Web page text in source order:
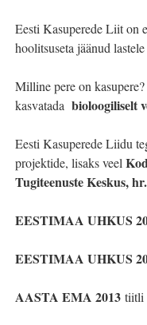
Eesti Kasuperede Liit on
hoolitsuseta jäänud
Milline pere on
kasvatada bioloogiliselt
Eesti Kasuperede Liidu
projektide, lisaks veel
Tugiteenuste Keskus,
EESTIMAA UHKUS
EESTIMAA UHKUS
AASTA EMA 2013 tiitli